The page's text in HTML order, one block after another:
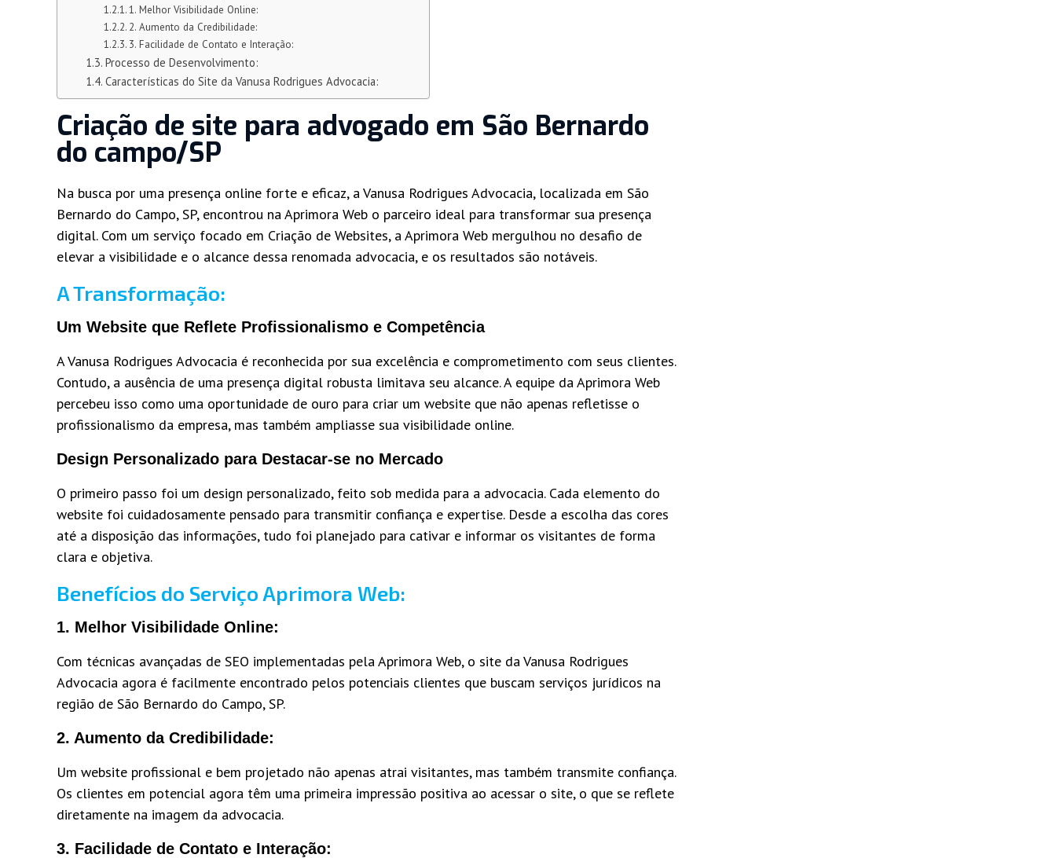
1. Melhor Visibilidade Online:
2. Aumento da Credibilidade:
3. Facilidade de Contato e Interação:
Processo de Desenvolvimento:
Características do Site da Vanusa Rodrigues Advocacia:
Criação de site para advogado em São Bernardo
do campo/SP
Na busca por uma presença online forte e eficaz, a Vanusa Rodrigues Advocacia, localizada em São
Bernardo do Campo, SP, encontrou na Aprimora Web o parceiro ideal para transformar sua presença
digital. Com um serviço focado em Criação de Websites, a Aprimora Web mergulhou no desafio de
elevar a visibilidade e o alcance dessa renomada advocacia, e os resultados são notáveis.
A Transformação:
Um Website que Reflete Profissionalismo e Competência
A Vanusa Rodrigues Advocacia é reconhecida por sua excelência e comprometimento com seus clientes.
Contudo, a ausência de uma presença digital robusta limitava seu alcance. A equipe da Aprimora Web
percebeu isso como uma oportunidade de ouro para criar um website que não apenas refletisse o
profissionalismo da empresa, mas também ampliasse sua visibilidade online.
Design Personalizado para Destacar-se no Mercado
O primeiro passo foi um design personalizado, feito sob medida para a advocacia. Cada elemento do
website foi cuidadosamente pensado para transmitir confiança e expertise. Desde a escolha das cores
até a disposição das informações, tudo foi planejado para cativar e informar os visitantes de forma
clara e objetiva.
Benefícios do Serviço Aprimora Web:
1. Melhor Visibilidade Online:
Com técnicas avançadas de SEO implementadas pela Aprimora Web, o site da Vanusa Rodrigues
Advocacia agora é facilmente encontrado pelos potenciais clientes que buscam serviços jurídicos na
região de São Bernardo do Campo, SP.
2. Aumento da Credibilidade:
Um website profissional e bem projetado não apenas atrai visitantes, mas também transmite confiança.
Os clientes em potencial agora têm uma primeira impressão positiva ao acessar o site, o que se reflete
diretamente na imagem da advocacia.
3. Facilidade de Contato e Interação: